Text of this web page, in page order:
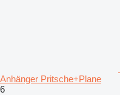
Anhänger Pritsche+Plane
6